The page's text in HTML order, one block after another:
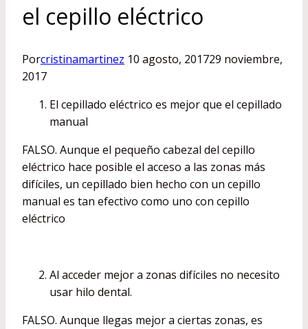
el cepillo eléctrico
Porcristinamartinez 10 agosto, 201729 noviembre,
2017
El cepillado eléctrico es mejor que el cepillado
manual
FALSO. Aunque el pequeño cabezal del cepillo
eléctrico hace posible el acceso a las zonas más
difíciles, un cepillado bien hecho con un cepillo
manual es tan efectivo como uno con cepillo
eléctrico
Al acceder mejor a zonas difíciles no necesito
usar hilo dental.
FALSO. Aunque llegas mejor a ciertas zonas, es